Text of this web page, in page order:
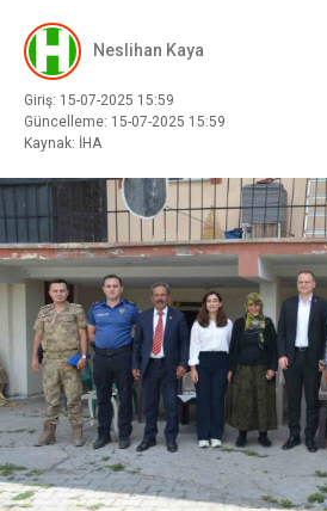
Neslihan Kaya
Giriş: 15-07-2025 15:59
Güncelleme: 15-07-2025 15:59
Kaynak: İHA